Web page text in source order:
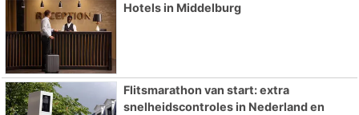
Hotels in Middelburg
Flitsmarathon van start: extra
snelheidscontroles in Nederland en